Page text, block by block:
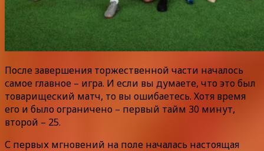
После завершения торжественной части началось
самое главное – игра. И если вы думаете, что это был
товарищеский матч, то вы ошибаетесь. Хотя время
его и было ограничено – первый тайм 30 минут,
второй – 25.
С первых мгновений на поле началась настоящая